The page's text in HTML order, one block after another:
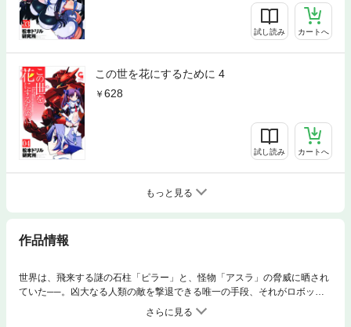
試し読み カートへ
この世を花にするために 4
628
試し読み カートへ
もっと見る
作品情報
世界は、飛来する謎の石柱「ピラー」と、怪物「アスラ」の脅威に晒され
ていた──。凶大なる人類の敵を撃退できる唯一の手段、それがロボット
兵器・バイペットトルーパーである! ロボットに憧れる少年・浅野良太郎
と、警視庁・特科二中部隊所属のB・Tパイロット、森野うさぎの劇的な出